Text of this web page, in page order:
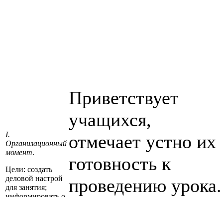
I.
Организационный
момент.
Цели: создать
деловой настрой
для занятия;
Приветствует
учащихся,
отмечает устно их
готовность к
проведению урока.